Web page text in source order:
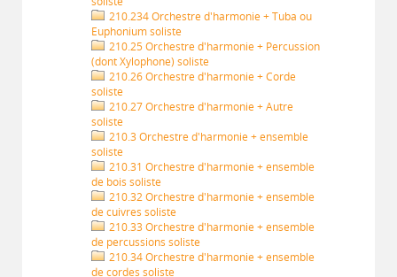
210.234 Orchestre d'harmonie + Tuba ou
Euphonium soliste
210.25 Orchestre d'harmonie + Percussion
(dont Xylophone) soliste
210.26 Orchestre d'harmonie + Corde
soliste
210.27 Orchestre d'harmonie + Autre
soliste
210.3 Orchestre d'harmonie + ensemble
soliste
210.31 Orchestre d'harmonie + ensemble
de bois soliste
210.32 Orchestre d'harmonie + ensemble
de cuivres soliste
210.33 Orchestre d'harmonie + ensemble
de percussions soliste
210.34 Orchestre d'harmonie + ensemble
de cordes soliste